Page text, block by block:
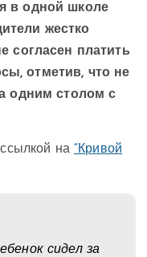
в одной школе
жестко
согласен платить
отметив, что не
одним столом с
на“Кривой
сидел за